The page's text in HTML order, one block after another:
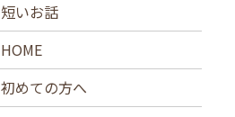
短いお話
HOME
初めての方へ